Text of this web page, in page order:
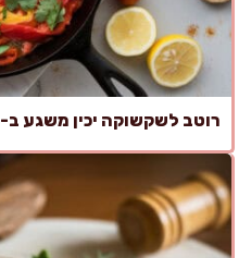
רוטב לשקשוקה יכין משגע ב-25 דקות, בלי רסק עגבניות